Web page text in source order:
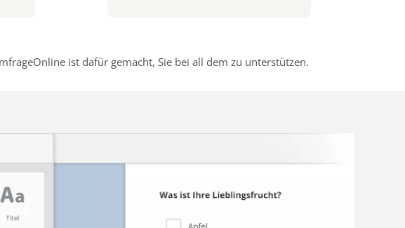
ist dafür gemacht, Sie bei all dem zu unterstützen.